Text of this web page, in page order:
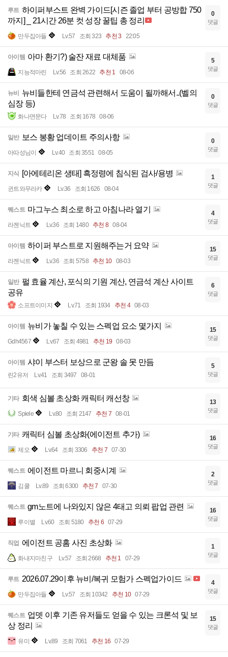
루트 하이퍼부스트 완벽 가이드[시즌 졸업 부터 공방합 750
까지] _ 21시간 26분 컷 성장 꿀팁 총 정리
만두집아들 Lv.57 조회 323 추천 3 22:05
0
댓글
아이템 아마 환기?) 술잔 재료 대체품
지능적마린 Lv.56 조회 2622 추천 1 08-06
5
댓글
뉴비
뉴비들한테 연금석 관련해서 도움이 될까해서..(벨의
심장 등)
화나면문다 Lv.78 조회 1678 08-06
0
댓글
일반 보스 봉황 업데이트 주의사항
아따성님이 Lv.40 조회 3551 08-05
0
댓글
지식 [아에테리온 생태] 흑정령에 침식된 검사/용병
귄트와무라카 Lv.36 조회 1626 08-04
1
댓글
퀘스트 마그누스 최소로 하고 아침나라 열기
라젠닉트 Lv.36 조회 1480 추천 8 08-04
4
댓글
아이템 하이퍼 부스트로 지원해주는거 요약
라젠닉트 Lv.36 조회 5758 추천 10 08-03
15
댓글
일반 펄 효율 계산, 포식의 기원 계산, 연금석 계산 사이트
공유
소프트이미지 Lv.71 조회 1934 추천 4 08-03
6
댓글
아이템 뉴비가 놓칠 수 있는 스펙업 요소 몇가지
Gdh4567 Lv.67 조회 4981 추천 19 08-03
15
댓글
아이템 샤이 부스터 보상으로 군왕 솔 못 만듬
린2유저 Lv.41 조회 3497 08-01
5
댓글
기타 회색 심볼 초상화 캐릭터 캐선창
Spiele Lv.80 조회 2147 추천 7 08-01
13
댓글
기타 캐릭터 심볼 초상화(에이전트 추가)
제오 Lv.64 조회 3306 추천 7 07-30
16
댓글
퀘스트 에이전트 마르니 회중시계
김쿨 Lv.89 조회 6300 추천 7 07-30
2
댓글
퀘스트 gm노트에 나와있지 않은 4태고 의뢰 팝업 관련
루이별 Lv.60 조회 5180 추천 6 07-29
16
댓글
직업 에이전트 공홈 사진 초상화
화내지마친구 Lv.57 조회 2668 추천 1 07-29
1
댓글
루트 2026.07.29이후 뉴비/복귀 모험가 스펙업가이드
만두집아들 Lv.57 조회 10342 추천 10 07-29
4
댓글
퀘스트 업뎃 이후 기존 유저들도 얻을 수 있는 크론석 및 보
상 정리
유미 Lv.89 조회 7061 추천 16 07-29
15
댓글